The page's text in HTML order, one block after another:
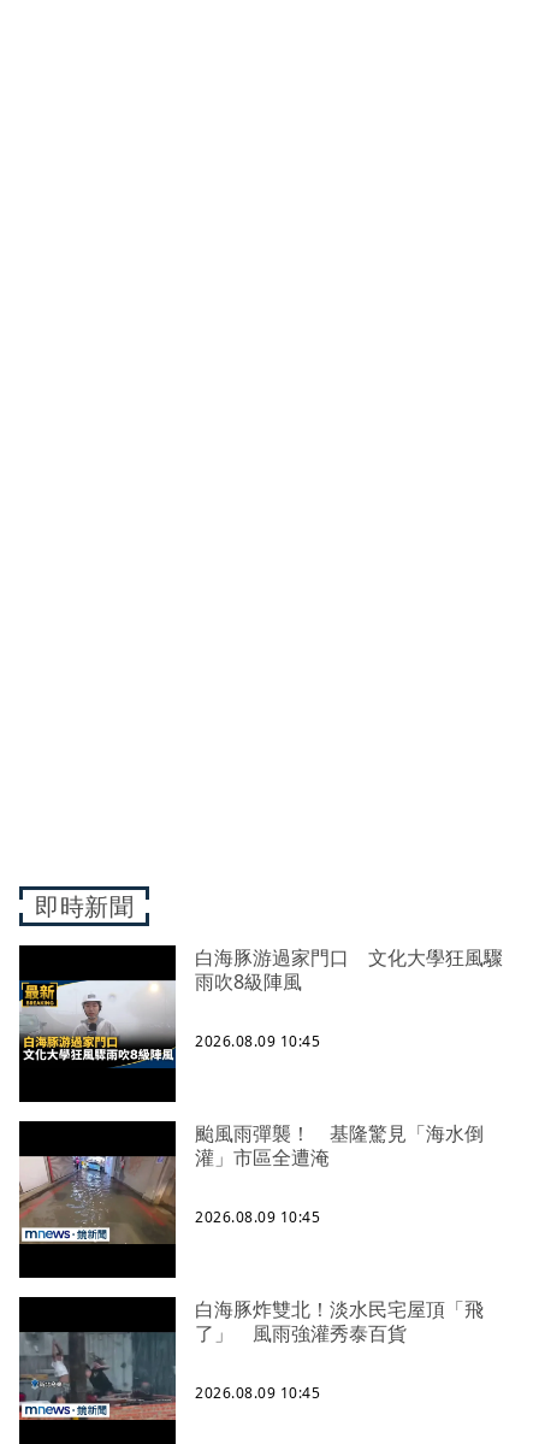
即時新聞
白海豚游過家門口 文化大學狂風驟
雨吹8級陣風
2026.08.09 10:45
颱風雨彈襲！ 基隆驚見「海水倒
灌」市區全遭淹
2026.08.09 10:45
白海豚炸雙北！淡水民宅屋頂「飛
了」 風雨強灌秀泰百貨
2026.08.09 10:45